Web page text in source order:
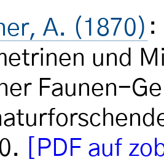
A. (1870) :
und
Faunen-
[PDF auf